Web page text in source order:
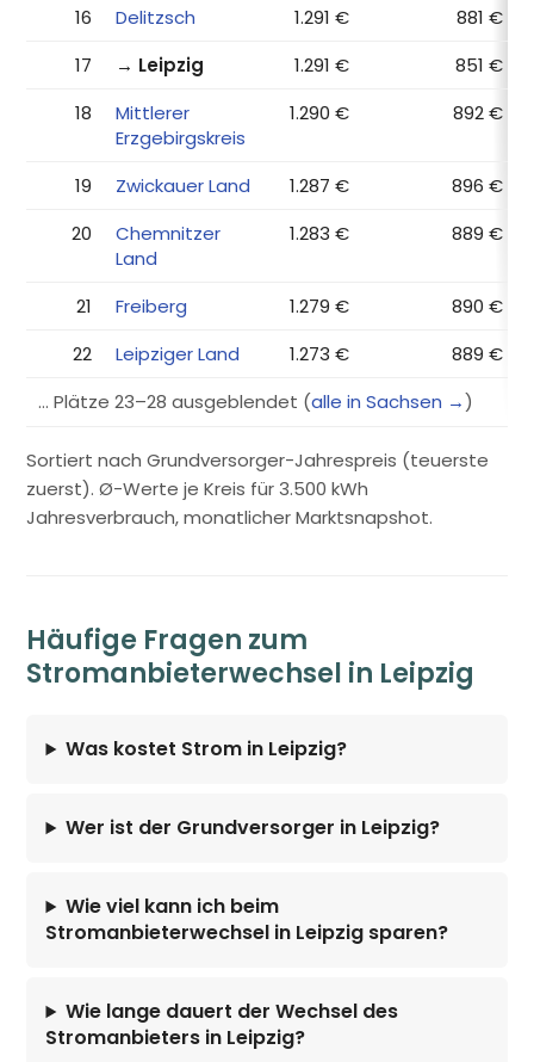
16
Delitzsch 1.291 €
881 €
17
→ Leipzig 1.291 €
851 €
18
Mittlerer
Erzgebirgskreis
1.290 € 892 €
19 Zwickauer Land 1.287 €
896 €
20
Chemnitzer
Land
1.283 € 889 €
21 Freiberg 1.279 €
890 €
22
Leipziger Land 1.273 €
889 €
… Plätze 23–28 ausgeblendet (alle in Sachsen →)
Sortiert nach Grundversorger-Jahrespreis (teuerste
zuerst). Ø-Werte je Kreis für 3.500 kWh
Jahresverbrauch, monatlicher Marktsnapshot.
Häufige Fragen zum
Stromanbieterwechsel in Leipzig
Was kostet Strom in Leipzig?
Wer ist der Grundversorger in Leipzig?
Wie viel kann ich beim
Stromanbieterwechsel in Leipzig sparen?
Wie lange dauert der Wechsel des
Stromanbieters in Leipzig?